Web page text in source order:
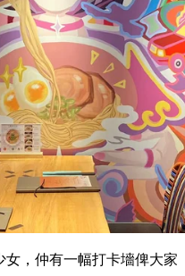
女，仲有一幅打卡墻俾大家